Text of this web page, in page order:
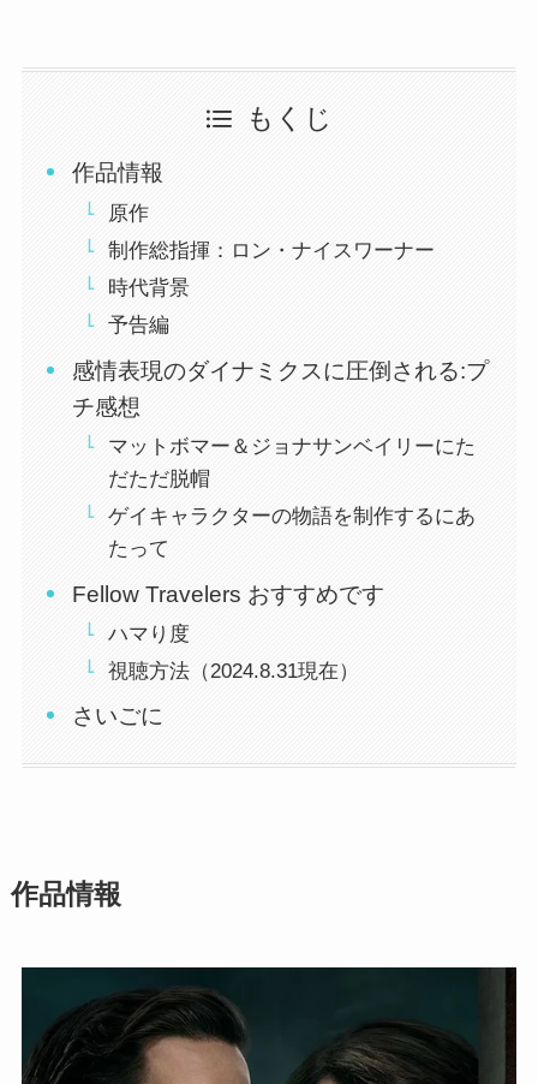
もくじ
作品情報
原作
制作総指揮：ロン・ナイスワーナー
時代背景
予告編
感情表現のダイナミクスに圧倒される:プ
チ感想
マットボマー＆ジョナサンベイリーにた
だただ脱帽
ゲイキャラクターの物語を制作するにあ
たって
Fellow Travelers おすすめです
ハマり度
視聴方法（2024.8.31現在）
さいごに
作品情報